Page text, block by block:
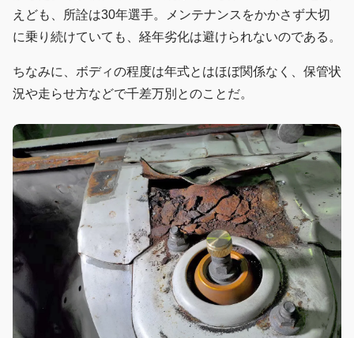
えども、所詮は30年選手。メンテナンスをかかさず大切
に乗り続けていても、経年劣化は避けられないのである。
ちなみに、ボディの程度は年式とはほぼ関係なく、保管状
況や走らせ方などで千差万別とのことだ。